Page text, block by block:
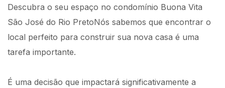
Descubra o seu espaço no condomínio Buona Vita
São José do Rio PretoNós sabemos que encontrar o
local perfeito para construir sua nova casa é uma
tarefa importante.
É uma decisão que impactará significativamente a